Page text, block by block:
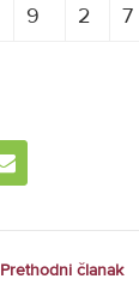
9 2 7
Prethodni članak